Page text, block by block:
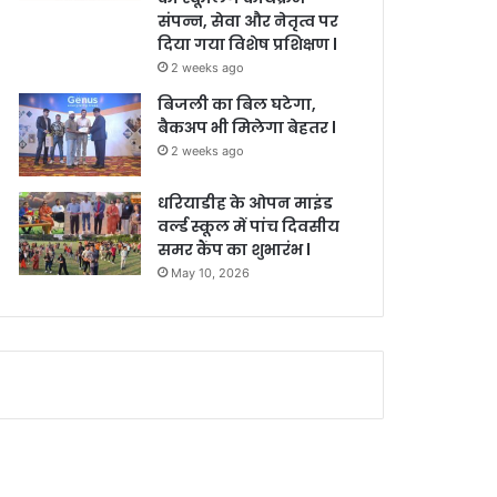
संपन्न, सेवा और नेतृत्व पर
दिया गया विशेष प्रशिक्षण l
2 weeks ago
बिजली का बिल घटेगा,
बैकअप भी मिलेगा बेहतर l
2 weeks ago
धरियाडीह के ओपन माइंड
वर्ल्ड स्कूल में पांच दिवसीय
समर कैंप का शुभारंभ l
May 10, 2026